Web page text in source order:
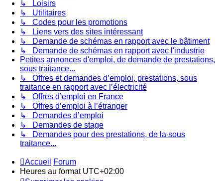
↳ Loisirs
↳ Utilitaires
↳ Codes pour les promotions
↳ Liens vers des sites intéressant
↳ Demande de schémas en rapport avec le bâtiment
↳ Demande de schémas en rapport avec l'industrie
Petites annonces d'emploi, de demande de prestations,
sous traitance...
↳ Offres et demandes d’emploi, prestations, sous
traitance en rapport avec l’électricité
↳ Offres d’emploi en France
↳ Offres d’emploi à l’étranger
↳ Demandes d’emploi
↳ Demandes de stage
↳ Demandes pour des prestations, de la sous
traitance...
Accueil
Forum
Heures au format UTC+02:00